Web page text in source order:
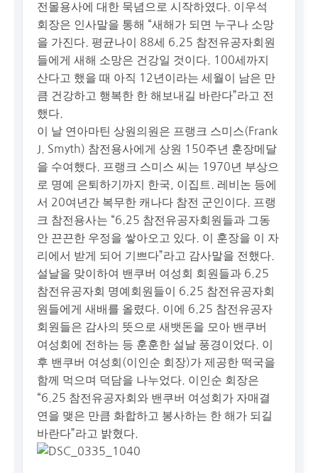
전몰용사에 대한 묵념으로 시작하였다. 이우석
회장은 인사말을 통해 “새해가 되면 누구나 소망
을 가진다. 평균나이 88세 6.25 참전유공자회원
들에게 새해 소망은 건강일 것이다. 100세까지
산다고 했을 때 아직 12년이라는 세월이 남은 만
큼 건강하고 행복한 한 해보내길 바란다”라고 전
했다.
이 날 연아마틴 상원의원은 프랭크 스미스(Frank
J. Smyth) 참전용사에게 상원 150주년 훈장메달
을 수여했다. 프랭크 스미스 씨는 1970년 부상으
로 명예 은퇴하기까지 한국, 이집트. 레비논 등에
서 20여년간 복무한 캐나다 참전 군인이다. 프랭
크 참전용사는 “6.25 참전유공자회원들과 그동
안 끈끈한 우정을 쌓아오고 있다. 이 훈장을 이 자
리에서 받게 되어 기쁘다”라고 감사말을 전했다.
설날을 맞이하여 밴쿠버 여성회 회원들과 6.25
참전유공자회 명예회원들이 6.25 참전유공자회
원들에게 새배를 올렸다. 이에 6.25 참전유공자
회원들은 감사의 뜻으로 새뱃돈을 모아 밴쿠버
여성회에 전하는 등 훈훈한 설날 풍경이었다. 이
후 밴쿠버 여성회(이인순 회장)가 제공한 떡국을
함께 먹으며 덕담을 나누었다. 이인순 회장은
“6.25 참전유공자회와 밴쿠버 여성회가 자매결
연을 맺은 만큼 화합하고 봉사하는 한 해가 되길
바란다”라고 밝혔다.